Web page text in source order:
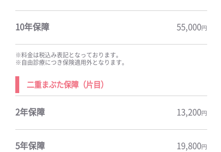
10年保障 55,000円
※料金は税込み表記となっております。
※自由診療につき保険適用外となります。
二重まぶた保障（片目）
2年保障 13,200円
5年保障 19,800円